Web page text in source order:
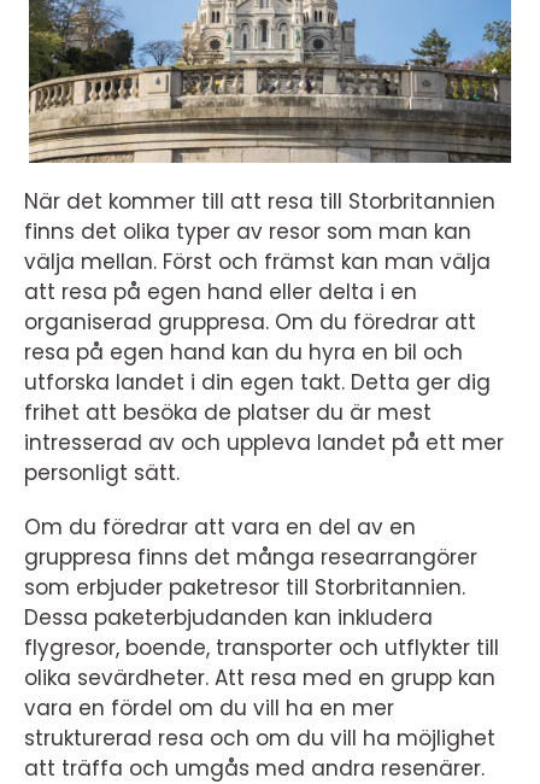
När det kommer till att resa till Storbritannien
finns det olika typer av resor som man kan
välja mellan. Först och främst kan man välja
att resa på egen hand eller delta i en
organiserad gruppresa. Om du föredrar att
resa på egen hand kan du hyra en bil och
utforska landet i din egen takt. Detta ger dig
frihet att besöka de platser du är mest
intresserad av och uppleva landet på ett mer
personligt sätt.
Om du föredrar att vara en del av en
gruppresa finns det många researrangörer
som erbjuder paketresor till Storbritannien.
Dessa paketerbjudanden kan inkludera
flygresor, boende, transporter och utflykter till
olika sevärdheter. Att resa med en grupp kan
vara en fördel om du vill ha en mer
strukturerad resa och om du vill ha möjlighet
att träffa och umgås med andra resenärer.